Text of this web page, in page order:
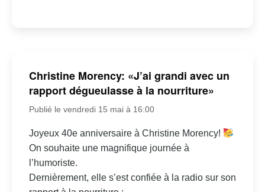
Christine Morency: «J’ai grandi avec un
rapport dégueulasse à la nourriture»
Publié le vendredi 15 mai à 16:00
Joyeux 40e anniversaire à Christine Morency!
On souhaite une magnifique journée à
l’humoriste.
Dernièrement, elle s’est confiée à la radio sur son